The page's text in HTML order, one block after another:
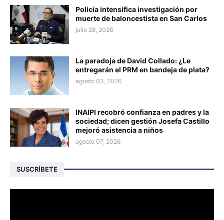
Policía intensifica investigación por
muerte de baloncestista en San Carlos
julio 28, 2026
La paradoja de David Collado: ¿Le
entregarán el PRM en bandeja de plata?
agosto 03, 2026
INAIPI recobró confianza en padres y la
sociedad; dicen gestión Josefa Castillo
mejoró asistencia a niños
agosto 07, 2026
SUSCRÍBETE